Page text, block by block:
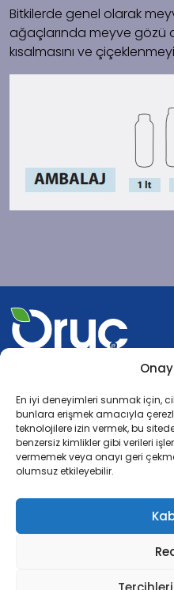
En iyi deneyimleri sunmak için,
bunlara erişmek amacıyla
teknolojilere izin vermek, bu
benzersiz kimlikler gibi verileri
vermemek veya onayı geri
olumsuz etkileyebilir.
Bitkilerde genel olarak
ağaçlarında meyve gözü
kısalmasını ve
Çerez PolitikasıGizlilik Politikası
Anasayfa
Sertifikalar
Uncategorized @tr